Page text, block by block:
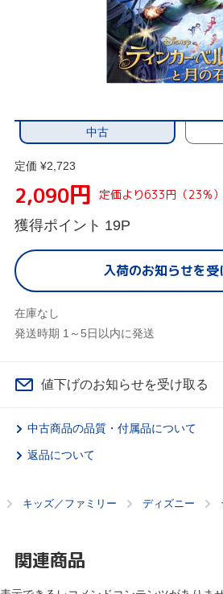
中古
定価 ¥2,723
2,090円 定価より633円（23%
獲得ポイント 19P
入荷のお知らせを受
在庫なし
発送時期 1～5日以内に発送
値下げのお知らせを受け取る
中古商品の品質・付属品について
返品について
キッズ／ファミリー ディズニー
関連商品